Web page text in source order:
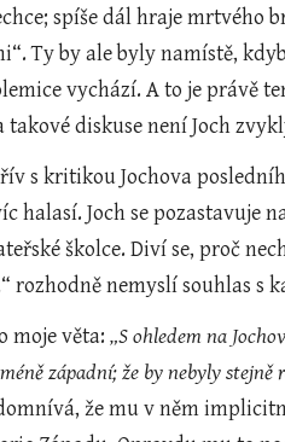
spíše dál hraje mrtvého
Ty by ale byly namístě,
vychází. A to je právě
diskuse není Joch
s kritikou Jochova
halasí. Joch se pozastavuje
školce. Diví se, proč
nemyslí souhlas s
moje věta: „S ohledem na
západní; že by nebyly stejně
že mu v něm